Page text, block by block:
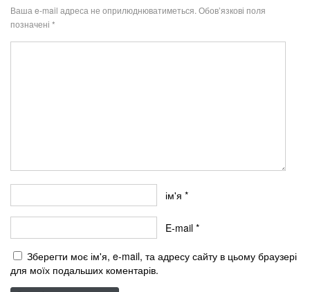
Ваша e-mail адреса не оприлюднюватиметься. Обов’язкові поля
позначені *
ім'я *
E-mail *
Зберегти моє ім'я, e-mail, та адресу сайту в цьому браузері
для моїх подальших коментарів.